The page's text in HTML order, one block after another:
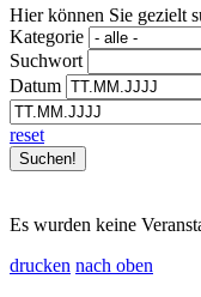
Hier können Sie gezielt
Kategorie
Suchwort
Datum
reset
Es wurden keine
drucken nach oben